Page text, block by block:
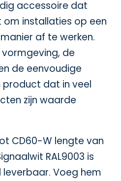
accessoire dat
installaties op een
af te werken.
de
de eenvoudige
dat in veel
zijn waarde
CD60-W lengte van
RAL9003 is
Voeg hem